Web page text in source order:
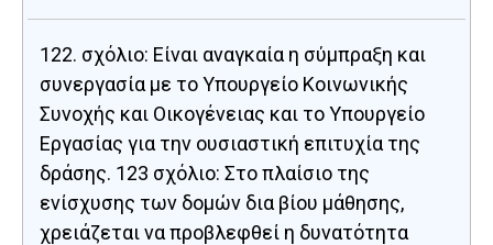
122. σχόλιο: Είναι αναγκαία η σύμπραξη και
συνεργασία με το Υπουργείο Κοινωνικής
Συνοχής και Οικογένειας και το Υπουργείο
Εργασίας για την ουσιαστική επιτυχία της
δράσης. 123 σχόλιο: Στο πλαίσιο της
ενίσχυσης των δομών δια βίου μάθησης,
χρειάζεται να προβλεφθεί η δυνατότητα